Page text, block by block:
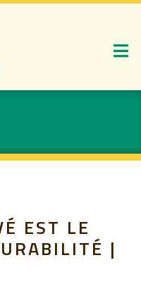
EST LE
|